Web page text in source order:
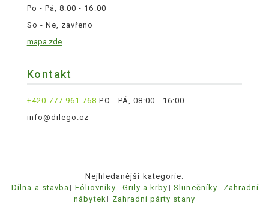
Po - Pá, 8:00 - 16:00
So - Ne, zavřeno
mapa zde
Kontakt
+420 777 961 768 PO - PÁ, 08:00 - 16:00
info@dilego.cz
Nejhledanější kategorie:
Dílna a stavba
Fóliovníky Grily a krby Slunečníky
Zahradní
nábytek
Zahradní párty stany